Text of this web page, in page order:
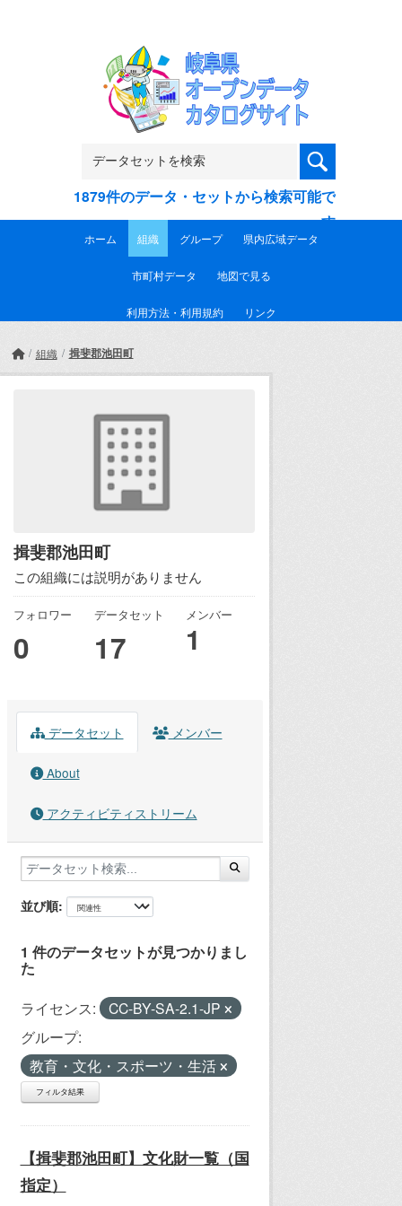
1879件のデータ・セットから検索可能で
す
ホーム 組織 グループ 県内広域データ
市町村データ 地図で見る
利用方法・利用規約 リンク
組織 揖斐郡池田町
揖斐郡池田町
この組織には説明がありません
フォロワー
0
データセット
17
メンバー
1
データセット メンバー
About
アクティビティストリーム
並び順
1 件のデータセットが見つかりまし
た
ライセンス:
CC-BY-SA-2.1-JP
グループ:
教育・文化・スポーツ・生活
フィルタ結果
【揖斐郡池田町】文化財一覧（国
指定）